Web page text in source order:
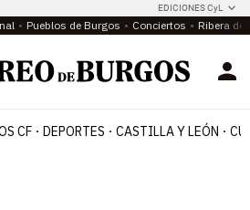
EDICIONES CyL
Pueblos de Burgos Conciertos Ribera del
CF DEPORTES CASTILLA Y LEÓN